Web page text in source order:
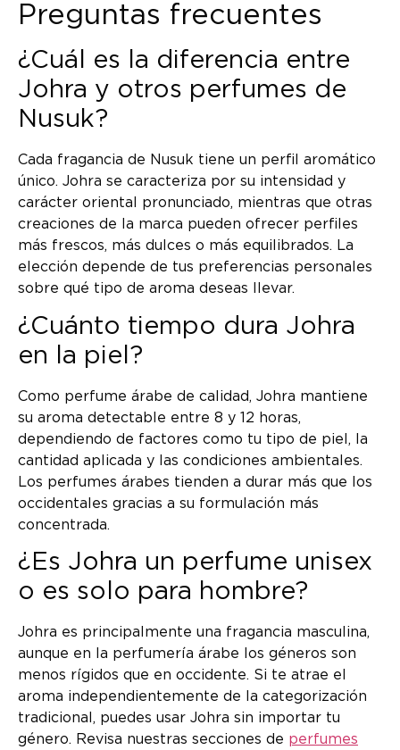
Preguntas frecuentes
¿Cuál es la diferencia entre
Johra y otros perfumes de
Nusuk?
Cada fragancia de Nusuk tiene un perfil aromático
único. Johra se caracteriza por su intensidad y
carácter oriental pronunciado, mientras que otras
creaciones de la marca pueden ofrecer perfiles
más frescos, más dulces o más equilibrados. La
elección depende de tus preferencias personales
sobre qué tipo de aroma deseas llevar.
¿Cuánto tiempo dura Johra
en la piel?
Como perfume árabe de calidad, Johra mantiene
su aroma detectable entre 8 y 12 horas,
dependiendo de factores como tu tipo de piel, la
cantidad aplicada y las condiciones ambientales.
Los perfumes árabes tienden a durar más que los
occidentales gracias a su formulación más
concentrada.
¿Es Johra un perfume unisex
o es solo para hombre?
Johra es principalmente una fragancia masculina,
aunque en la perfumería árabe los géneros son
menos rígidos que en occidente. Si te atrae el
aroma independientemente de la categorización
tradicional, puedes usar Johra sin importar tu
género. Revisa nuestras secciones de perfumes